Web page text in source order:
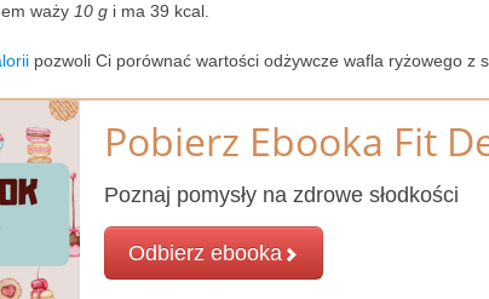
waży 10 g i ma 39 kcal.
pozwoli Ci porównać wartości odżywcze wafla ryżowego z
Pobierz Ebooka Fit
Poznaj pomysły na zdrowe słodkości
Odbierz ebooka